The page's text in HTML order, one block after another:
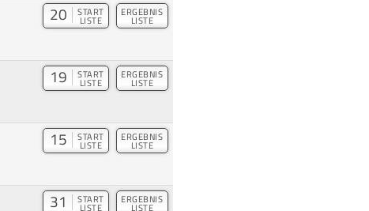
20 START
LISTE
ERGEBNIS
LISTE
19 START
LISTE
ERGEBNIS
LISTE
15 START
LISTE
ERGEBNIS
LISTE
31 START
LISTE
ERGEBNIS
LISTE